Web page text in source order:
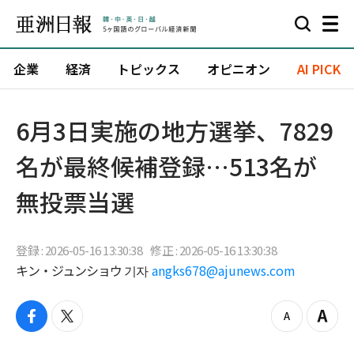
企業 経済 トピックス オピニオン AI PICK
6月3日実施の地方選挙、7829
名が最終候補登録…513名が
無投票当選
登録 : 2026-05-16 13:30:38 修正 : 2026-05-16 13:30:38
キン・ジュンショウ 기자 angks678@ajunews.com
f
t
z
Z